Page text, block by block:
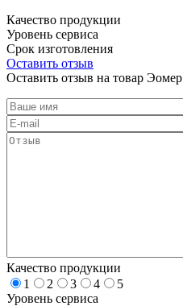
Качество продукции
Уровень сервиса
Срок изготовления
Оставить отзыв
Оставить отзыв на товар Эомер
Качество продукции
1
2 3 4
5
Уровень сервиса